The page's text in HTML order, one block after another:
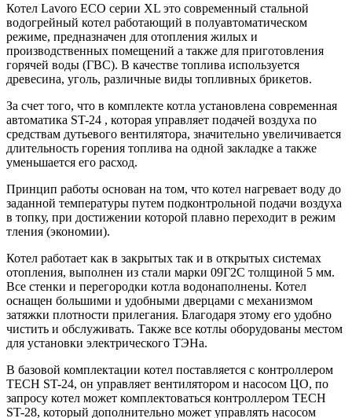
Котел Lavoro ECO серии XL это современный стальной
водогрейный котел работающий в полуавтоматическом
режиме, предназначен для отопления жилых и
производственных помещений а также для приготовления
горячей воды (ГВС). В качестве топлива используется
древесина, уголь, различные виды топливных брикетов.
За счет того, что в комплекте котла установлена современная
автоматика ST-24 , которая управляет подачей воздуха по
средствам дутьевого вентилятора, значительно увеличивается
длительность горения топлива на одной закладке а также
уменьшается его расход.
Принцип работы основан на том, что котел нагревает воду до
заданной температуры путем подконтрольной подачи воздуха
в топку, при достижении которой плавно переходит в режим
тления (экономии).
Котел работает как в закрытых так и в открытых системах
отопления, выполнен из стали марки 09Г2С толщиной 5 мм.
Все стенки и перегородки котла водонаполнены. Котел
оснащен большими и удобными дверцами с механизмом
затяжки плотности прилегания. Благодаря этому его удобно
чистить и обслуживать. Также все котлы оборудованы местом
для установки электрического ТЭНа.
В базовой комплектации котел поставляется с контроллером
TECH ST-24, он управляет вентилятором и насосом ЦО, по
запросу котел может комплектоваться контроллером TECH
ST-28, который дополнительно может управлять насосом